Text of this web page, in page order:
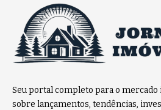
Seu portal completo para o
sobre lançamentos, tendências,